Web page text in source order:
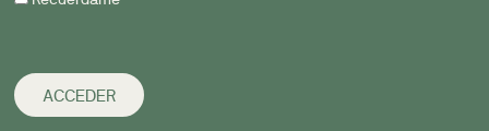
ACCEDER